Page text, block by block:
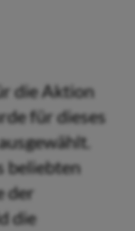
die Aktion
für dieses
beliebten
der
die